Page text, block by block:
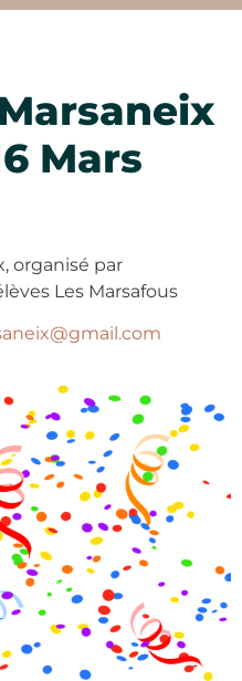
Mars
organisé par
Les Marsafous